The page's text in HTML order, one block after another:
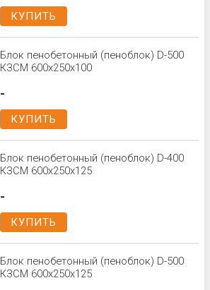
КУПИТЬ
Блок пенобетонный (пеноблок) D-500
КЗСМ 600x250x100
-
КУПИТЬ
Блок пенобетонный (пеноблок) D-400
КЗСМ 600x250x125
-
КУПИТЬ
Блок пенобетонный (пеноблок) D-500
КЗСМ 600x250x125